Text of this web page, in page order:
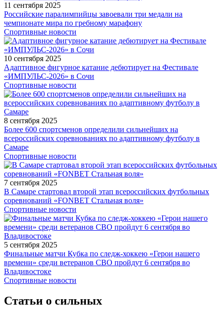
11 сентября 2025
Российские паралимпийцы завоевали три медали на
чемпионате мира по гребному марафону
Спортивные новости
10 сентября 2025
Адаптивное фигурное катание дебютирует на Фестивале
«ИМПУЛЬС-2026» в Сочи
Спортивные новости
8 сентября 2025
Более 600 спортсменов определили сильнейших на
всероссийских соревнованиях по адаптивному футболу в
Самаре
Спортивные новости
7 сентября 2025
В Самаре стартовал второй этап всероссийских футбольных
соревнований «FONBET Стальная воля»
Спортивные новости
5 сентября 2025
Финальные матчи Кубка по следж-хоккею «Герои нашего
времени» среди ветеранов СВО пройдут 6 сентября во
Владивостоке
Спортивные новости
Статьи о сильных